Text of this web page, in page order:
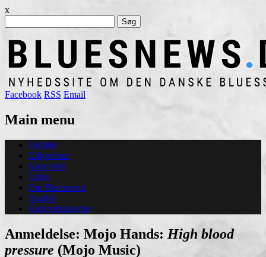
x
efter:
Facebook RSS Email
Main menu
Skip
content
Forside
Udgivelser
Koncerter
Links
Om Bluesnews
English
Koncertkalender
Anmeldelse: Mojo Hands: High blood
pressure (Mojo Music)